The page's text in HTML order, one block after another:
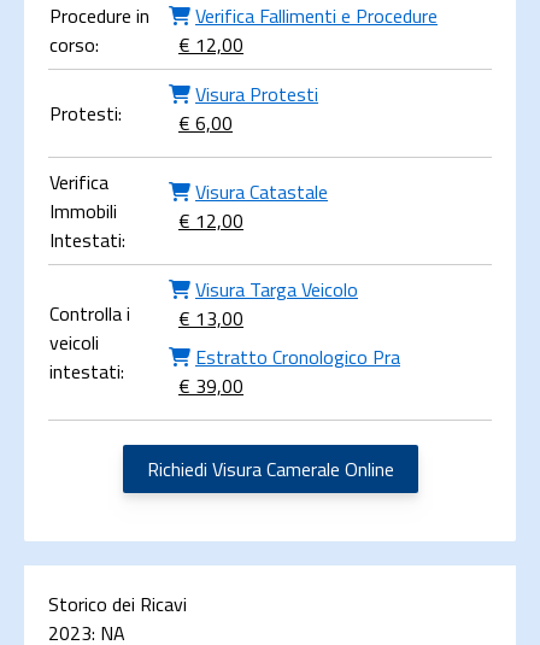
Procedure in
corso:
Verifica Fallimenti e Procedure
€ 12,00
Protesti:
Visura Protesti
€ 6,00
Verifica
Immobili
Intestati:
Visura Catastale
€ 12,00
Controlla i
veicoli
intestati:
Visura Targa Veicolo
€ 13,00
Estratto Cronologico Pra
€ 39,00
Richiedi Visura Camerale Online
Storico dei Ricavi
2023: NA